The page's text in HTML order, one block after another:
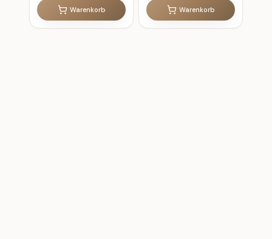
Warenkorb Warenkorb